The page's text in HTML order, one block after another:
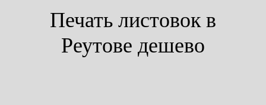
Печать листовок в
Реутове дешево